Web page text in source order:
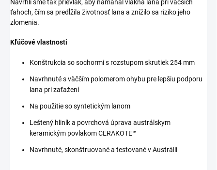
Navrhli sme tak prievlak, aby namáhal vlákna lana pri väčších
ťahoch, čím sa predĺžila životnosť lana a znížilo sa riziko jeho
zlomenia.
Kľúčové vlastnosti
Konštrukcia so sochormi s rozstupom skrutiek 254 mm
Navrhnuté s väčším polomerom ohybu pre lepšiu podporu
lana pri zaťažení
Na použitie so syntetickým lanom
Leštený hliník a povrchová úprava austrálskym
keramickým povlakom CERAKOTE™
Navrhnuté, skonštruované a testované v Austrálii